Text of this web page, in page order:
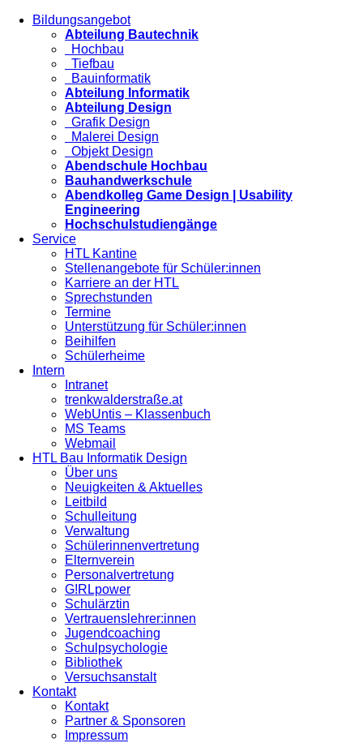
Bildungsangebot
Abteilung Bautechnik
Hochbau
Tiefbau
Bauinformatik
Abteilung Informatik
Abteilung Design
Grafik Design
Malerei Design
Objekt Design
Abendschule Hochbau
Bauhandwerkschule
Abendkolleg Game Design | Usability
Engineering
Hochschulstudiengänge
Service
HTL Kantine
Stellenangebote für Schüler:innen
Karriere an der HTL
Sprechstunden
Termine
Unterstützung für Schüler:innen
Beihilfen
Schülerheime
Intern
Intranet
trenkwalderstraße.at
WebUntis – Klassenbuch
MS Teams
Webmail
HTL Bau Informatik Design
Über uns
Neuigkeiten & Aktuelles
Leitbild
Schulleitung
Verwaltung
Schülerinnenvertretung
Elternverein
Personalvertretung
G!RLpower
Schulärztin
Vertrauenslehrer:innen
Jugendcoaching
Schulpsychologie
Bibliothek
Versuchsanstalt
Kontakt
Kontakt
Partner & Sponsoren
Impressum